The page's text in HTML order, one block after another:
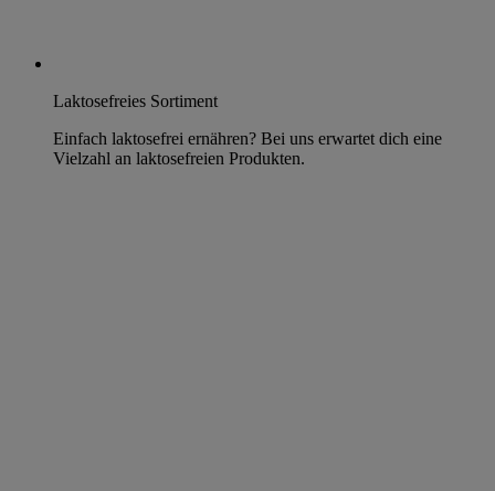
Laktosefreies Sortiment
Einfach laktosefrei ernähren? Bei uns erwartet dich eine
Vielzahl an laktosefreien Produkten.